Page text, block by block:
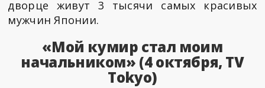
дворце живут 3 тысячи самых красивых
мужчин Японии.
«Мой кумир стал моим
начальником» (4 октября, TV
Tokyo)